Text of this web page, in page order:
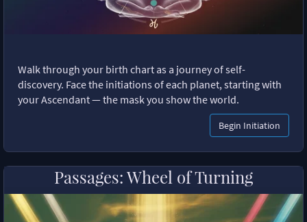
Walk through your birth chart as a journey of self-
discovery. Face the initiations of each planet, starting with
your Ascendant — the mask you show the world.
Begin Initiation
Passages: Wheel of Turning